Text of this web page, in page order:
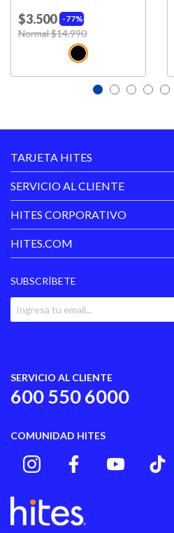
77%
$3.500
Price reduced from
Normal $14.990
TARJETA HITES
SERVICIO AL CLIENTE
HITES CORPORATIVO
HITES.COM
SUBSCRÍBETE
SERVICIO AL CLIENTE
600 550 6000
COMUNIDAD HITES